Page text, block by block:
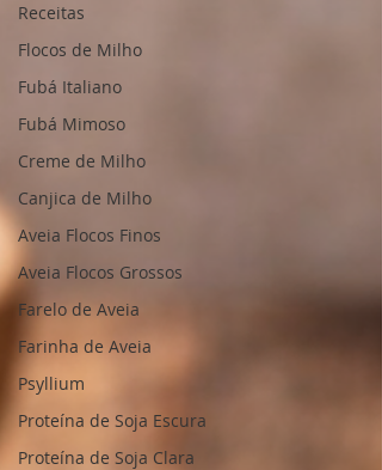
Receitas
Flocos de Milho
Fubá Italiano
Fubá Mimoso
Creme de Milho
Canjica de Milho
Aveia Flocos Finos
Aveia Flocos Grossos
Farelo de Aveia
Farinha de Aveia
Psyllium
Proteína de Soja Escura
Proteína de Soja Clara